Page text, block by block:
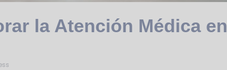
la Atención Médica en